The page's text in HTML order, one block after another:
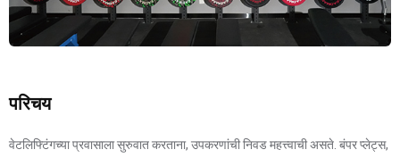
परिचय
वेटलिफ्टिंगच्या प्रवासाला सुरुवात करताना, उपकरणांची निवड महत्त्वाची असते. बंपर प्लेट्स,